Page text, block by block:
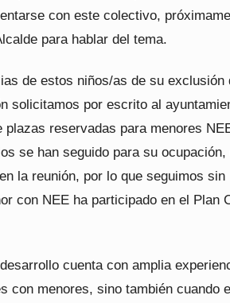
con este colectivo,
para hablar del tema.
de estos niños/as de su exclusión
solicitamos por escrito al
reservadas para menores
se han seguido para su ocupación,
la reunión, por lo que seguimos sin
con NEE ha participado en el Plan
cuenta con amplia
con menores, sino también cuando